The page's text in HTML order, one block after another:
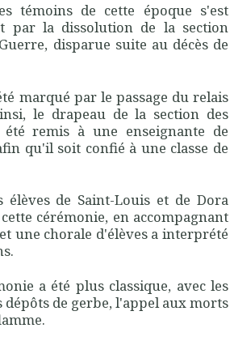
témoins de cette époque s'est
par la dissolution de la section
disparue suite au décès de
marqué par le passage du relais
le drapeau de la section des
remis à une enseignante de
qu'il soit confié à une classe de
élèves de Saint-Louis et de Dora
cérémonie, en accompagnant
une chorale d'élèves a interprété
a été plus classique, avec les
dépôts de gerbe, l'appel aux morts